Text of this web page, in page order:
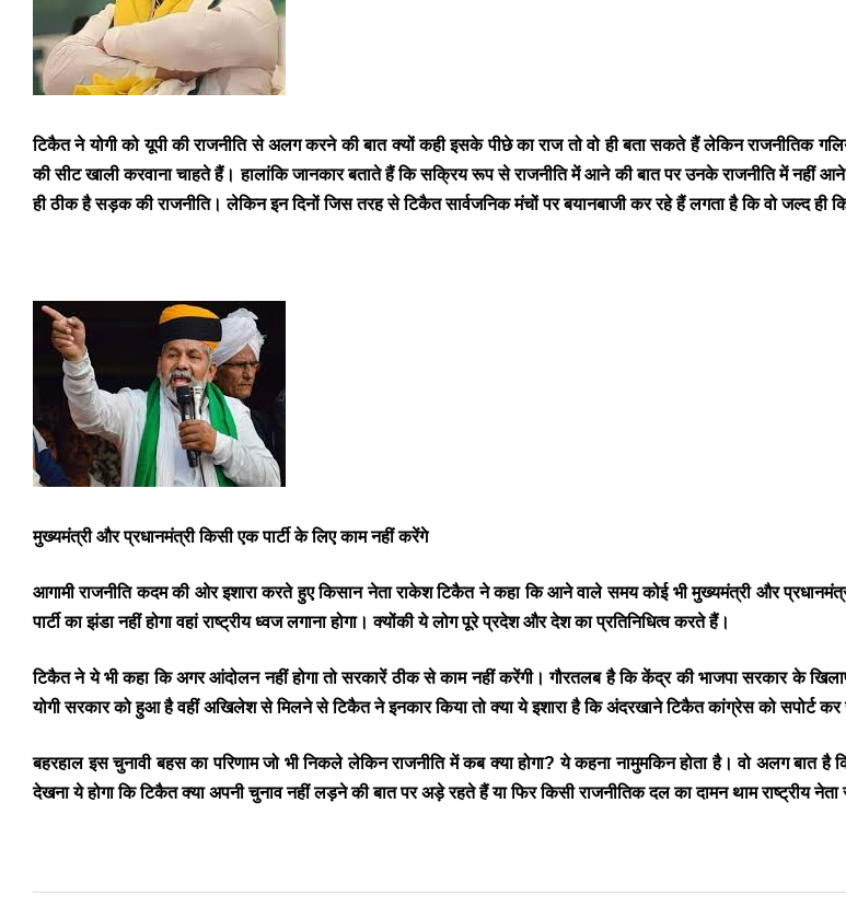
टिकैत ने योगी को यूपी की राजनीति से अलग करने की बात क्यों कही इसके पीछे का राज तो वो ही बता सकते हैं लेकिन राजनीतिक
की सीट खाली करवाना चाहते हैं। हालांकि जानकार बताते हैं कि सक्रिय रूप से राजनीति में आने की बात पर उनके राजनीति में नहीं
ही ठीक है सड़क की राजनीति। लेकिन इन दिनों जिस तरह से टिकैत सार्वजनिक मंचों पर बयानबाजी कर रहे हैं लगता है कि वो जल्द
मुख्यमंत्री और प्रधानमंत्री किसी एक पार्टी के लिए काम नहीं करेंगे
आगामी राजनीति कदम की ओर इशारा करते हुए किसान नेता राकेश टिकैत ने कहा कि आने वाले समय कोई भी मुख्यमंत्री और
पार्टी का झंडा नहीं होगा वहां राष्ट्रीय ध्वज लगाना होगा। क्योंकी ये लोग पूरे प्रदेश और देश का प्रतिनिधित्व करते हैं।
टिकैत ने ये भी कहा कि अगर आंदोलन नहीं होगा तो सरकारें ठीक से काम नहीं करेंगी। गौरतलब है कि केंद्र की भाजपा सरकार के
योगी सरकार को हुआ है वहीं अखिलेश से मिलने से टिकैत ने इनकार किया तो क्या ये इशारा है कि अंदरखाने टिकैत कांग्रेस को सपोर्ट कर
बहरहाल इस चुनावी बहस का परिणाम जो भी निकले लेकिन राजनीति में कब क्या होगा? ये कहना नामुमकिन होता है। वो अलग
देखना ये होगा कि टिकैत क्या अपनी चुनाव नहीं लड़ने की बात पर अड़े रहते हैं या फिर किसी राजनीतिक दल का दामन थाम राष्ट्रीय